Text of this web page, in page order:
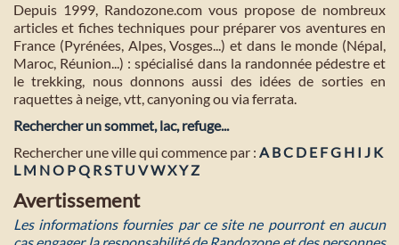
Depuis 1999, Randozone.com vous propose de nombreux
articles et fiches techniques pour préparer vos aventures en
France (Pyrénées, Alpes, Vosges...) et dans le monde (Népal,
Maroc, Réunion...) : spécialisé dans la randonnée pédestre et
le trekking, nous donnons aussi des idées de sorties en
raquettes à neige, vtt, canyoning ou via ferrata.
Rechercher un sommet, lac, refuge...
Rechercher une ville qui commence par : A BC D E FG H I J K
L M NO PQ RST U VWXYZ
Avertissement
Les informations fournies par ce site ne pourront en aucun